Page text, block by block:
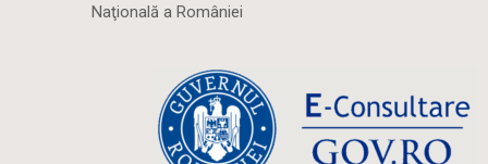
Naţională a României